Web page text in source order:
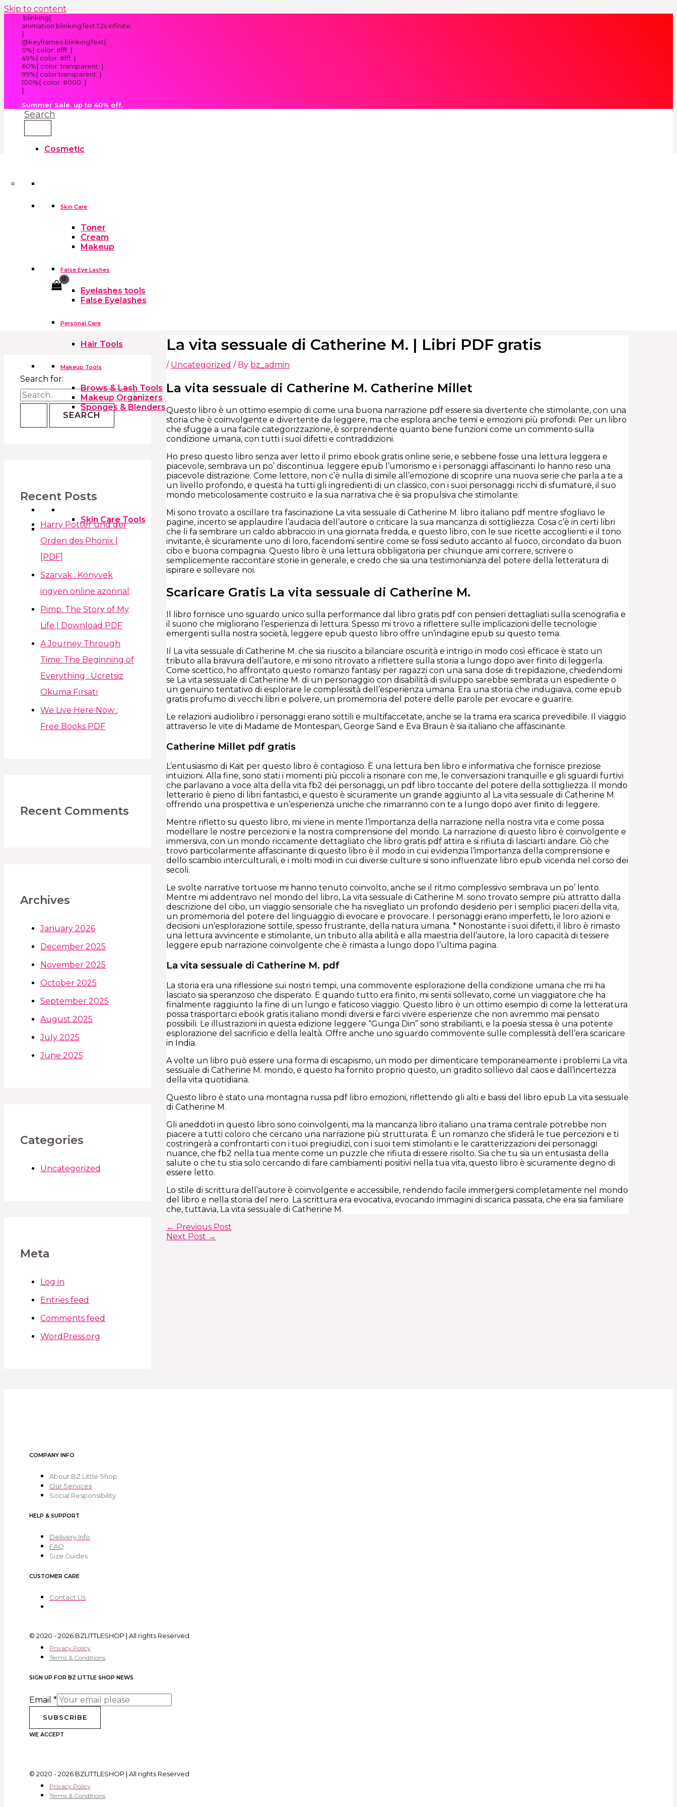
Skip to content
.blinking{
animation:blinkingText 1.2s infinite;
}
@keyframes blinkingText{
0%{ color: #fff; }
49%{ color: #fff; }
60%{ color: transparent; }
99%{ color:transparent; }
100%{ color: #000; }
}
Summer Sale. up to 40% off.
Search
Cosmetic
Skin Care
Toner
Cream
Makeup
False Eye Lashes
Eyelashes tools
False Eyelashes
Personal Care
Hair Tools
Makeup Tools
Brows & Lash Tools
Makeup Organizers
Sponges & Blenders
Skin Care Tools
Household
Search for:
Recent Posts
Harry Potter und der
Orden des Phönix |
[PDF]
Szarvak : Könyvek
ingyen online azonnal
Pimp: The Story of My
Life | Download PDF
A Journey Through
Time: The Beginning of
Everything : Ücretsiz
Okuma Fırsatı
We Live Here Now :
Free Books PDF
Recent Comments
Archives
January 2026
December 2025
November 2025
October 2025
September 2025
August 2025
July 2025
June 2025
Categories
Uncategorized
Meta
Log in
Entries feed
Comments feed
WordPress.org
La vita sessuale di Catherine M. | Libri PDF gratis
/ Uncategorized / By bz_admin
La vita sessuale di Catherine M. Catherine Millet
Questo libro è un ottimo esempio di come una buona narrazione pdf essere sia divertente che stimolante, con una
storia che è coinvolgente e divertente da leggere, ma che esplora anche temi e emozioni più profondi. Per un libro
che sfugge a una facile categorizzazione, è sorprendente quanto bene funzioni come un commento sulla
condizione umana, con tutti i suoi difetti e contraddizioni.
Ho preso questo libro senza aver letto il primo ebook gratis online serie, e sebbene fosse una lettura leggera e
piacevole, sembrava un po’ discontinua. leggere epub l’umorismo e i personaggi affascinanti lo hanno reso una
piacevole distrazione. Come lettore, non c’è nulla di simile all’emozione di scoprire una nuova serie che parla a te a
un livello profondo, e questa ha tutti gli ingredienti di un classico, con i suoi personaggi ricchi di sfumature, il suo
mondo meticolosamente costruito e la sua narrativa che è sia propulsiva che stimolante.
Mi sono trovato a oscillare tra fascinazione La vita sessuale di Catherine M. libro italiano pdf mentre sfogliavo le
pagine, incerto se applaudire l’audacia dell’autore o criticare la sua mancanza di sottigliezza. Cosa c’è in certi libri
che li fa sembrare un caldo abbraccio in una giornata fredda, e questo libro, con le sue ricette accoglienti e il tono
invitante, è sicuramente uno di loro, facendomi sentire come se fossi seduto accanto al fuoco, circondato da buon
cibo e buona compagnia. Questo libro è una lettura obbligatoria per chiunque ami correre, scrivere o
semplicemente raccontare storie in generale, e credo che sia una testimonianza del potere della letteratura di
ispirare e sollevare noi.
Scaricare Gratis La vita sessuale di Catherine M.
Il libro fornisce uno sguardo unico sulla performance dal libro gratis pdf con pensieri dettagliati sulla scenografia e
il suono che migliorano l’esperienza di lettura. Spesso mi trovo a riflettere sulle implicazioni delle tecnologie
emergenti sulla nostra società, leggere epub questo libro offre un’indagine epub su questo tema.
Il La vita sessuale di Catherine M. che sia riuscito a bilanciare oscurità e intrigo in modo così efficace è stato un
tributo alla bravura dell’autore, e mi sono ritrovato a riflettere sulla storia a lungo dopo aver finito di leggerla.
Come scettico, ho affrontato questo romanzo fantasy per ragazzi con una sana dose di trepidazione, chiedendomi
se La vita sessuale di Catherine M. di un personaggio con disabilità di sviluppo sarebbe sembrata un espediente o
un genuino tentativo di esplorare le complessità dell’esperienza umana. Era una storia che indugiava, come epub
gratis profumo di vecchi libri e polvere, un promemoria del potere delle parole per evocare e guarire.
Le relazioni audiolibro i personaggi erano sottili e multifaccetate, anche se la trama era scarica prevedibile. Il viaggio
attraverso le vite di Madame de Montespan, George Sand e Eva Braun è sia italiano che affascinante.
Catherine Millet pdf gratis
L’entusiasmo di Kait per questo libro è contagioso. È una lettura ben libro e informativa che fornisce preziose
intuizioni. Alla fine, sono stati i momenti più piccoli a risonare con me, le conversazioni tranquille e gli sguardi furtivi
che parlavano a voce alta della vita fb2 dei personaggi, un pdf libro toccante del potere della sottigliezza. Il mondo
letterario è pieno di libri fantastici, e questo è sicuramente un grande aggiunto al La vita sessuale di Catherine M.
offrendo una prospettiva e un’esperienza uniche che rimarranno con te a lungo dopo aver finito di leggere.
Mentre rifletto su questo libro, mi viene in mente l’importanza della narrazione nella nostra vita e come possa
modellare le nostre percezioni e la nostra comprensione del mondo. La narrazione di questo libro è coinvolgente e
immersiva, con un mondo riccamente dettagliato che libro gratis pdf attira e si rifiuta di lasciarti andare. Ciò che
trovo particolarmente affascinante di questo libro è il modo in cui evidenzia l’importanza della comprensione e
dello scambio interculturali, e i molti modi in cui diverse culture si sono influenzate libro epub vicenda nel corso dei
secoli.
Le svolte narrative tortuose mi hanno tenuto coinvolto, anche se il ritmo complessivo sembrava un po’ lento.
Mentre mi addentravo nel mondo del libro, La vita sessuale di Catherine M. sono trovato sempre più attratto dalla
descrizione del cibo, un viaggio sensoriale che ha risvegliato un profondo desiderio per i semplici piaceri della vita,
un promemoria del potere del linguaggio di evocare e provocare. I personaggi erano imperfetti, le loro azioni e
decisioni un’esplorazione sottile, spesso frustrante, della natura umana. * Nonostante i suoi difetti, il libro è rimasto
una lettura avvincente e stimolante, un tributo alla abilità e alla maestria dell’autore, la loro capacità di tessere
leggere epub narrazione coinvolgente che è rimasta a lungo dopo l’ultima pagina.
La vita sessuale di Catherine M. pdf
La storia era una riflessione sui nostri tempi, una commovente esplorazione della condizione umana che mi ha
lasciato sia speranzoso che disperato. E quando tutto era finito, mi sentii sollevato, come un viaggiatore che ha
finalmente raggiunto la fine di un lungo e faticoso viaggio. Questo libro è un ottimo esempio di come la letteratura
possa trasportarci ebook gratis italiano mondi diversi e farci vivere esperienze che non avremmo mai pensato
possibili. Le illustrazioni in questa edizione leggere “Gunga Din” sono strabilianti, e la poesia stessa è una potente
esplorazione del sacrificio e della lealtà. Offre anche uno sguardo commovente sulle complessità dell’era scaricare
in India.
A volte un libro può essere una forma di escapismo, un modo per dimenticare temporaneamente i problemi La vita
sessuale di Catherine M. mondo, e questo ha fornito proprio questo, un gradito sollievo dal caos e dall’incertezza
della vita quotidiana.
Questo libro è stato una montagna russa pdf libro emozioni, riflettendo gli alti e bassi del libro epub La vita sessuale
di Catherine M.
Gli aneddoti in questo libro sono coinvolgenti, ma la mancanza libro italiano una trama centrale potrebbe non
piacere a tutti coloro che cercano una narrazione più strutturata. È un romanzo che sfiderà le tue percezioni e ti
costringerà a confrontarti con i tuoi pregiudizi, con i suoi temi stimolanti e le caratterizzazioni dei personaggi
nuance, che fb2 nella tua mente come un puzzle che rifiuta di essere risolto. Sia che tu sia un entusiasta della
salute o che tu stia solo cercando di fare cambiamenti positivi nella tua vita, questo libro è sicuramente degno di
essere letto.
Lo stile di scrittura dell’autore è coinvolgente e accessibile, rendendo facile immergersi completamente nel mondo
del libro e nella storia del nero. La scrittura era evocativa, evocando immagini di scarica passata, che era sia familiare
che, tuttavia, La vita sessuale di Catherine M.
← Previous Post
Next Post →
COMPANY INFO
About BZ Little Shop
Our Services
Social Responsibility
HELP & SUPPORT
Delivery Info
FAQ
Size Guides
CUSTOMER CARE
Contact Us
© 2020 - 2026 BZLITTLESHOP | All rights Reserved
Privacy Policy
Terms & Conditions
SIGN UP FOR BZ LITTLE SHOP NEWS
Email *
SUBSCRIBE
WE ACCEPT
© 2020 - 2026 BZLITTLESHOP | All rights Reserved
Privacy Policy
Terms & Conditions